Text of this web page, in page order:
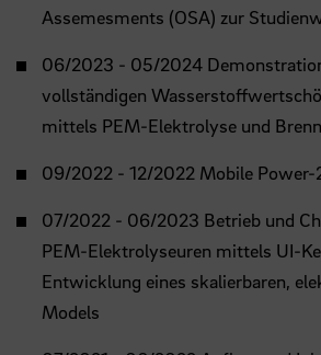
Assemesments (OSA) zur
06/2023 - 05/2024
vollständigen
mittels PEM-Elektrolyse und
09/2022 - 12/2022 Mobile
07/2022 - 06/2023 Betrieb und
PEM-Elektrolyseuren mittels UI-
Entwicklung eines skalierbaren,
Models